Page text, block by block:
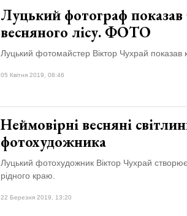
Луцький фотограф показав
весняного лісу. ФОТО
Луцький фотомайстер Віктор Чухрай показав
05 Квітня 2019, 08:46
Неймовірні весняні
фотохудожника
Луцький фотохудожник Віктор Чухрай
рідного краю.
22 Березня 2019, 13:20